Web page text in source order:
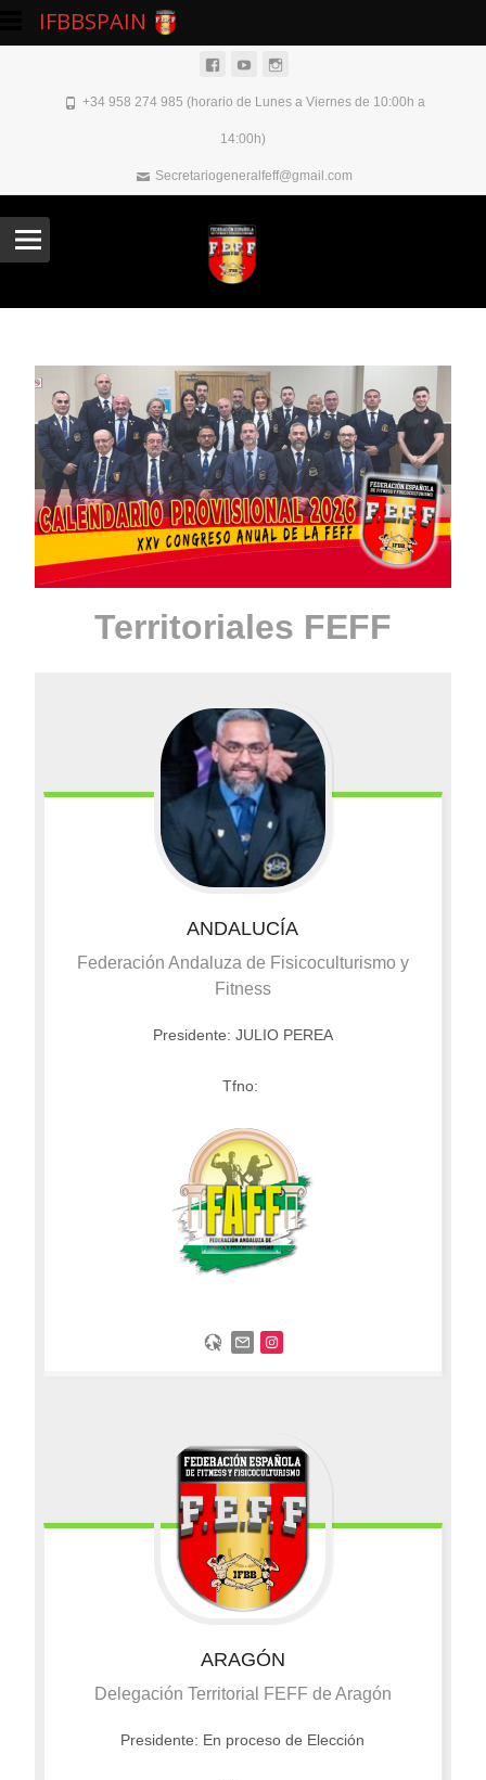
+34 958 274 985 (horario de Lunes a Viernes de 10:00h a
14:00h)
Secretariogeneralfeff@gmail.com
Territoriales FEFF
ANDALUCÍA
Federación Andaluza de Fisicoculturismo y
Fitness
Presidente: JULIO PEREA
Tfno:
ARAGÓN
Delegación Territorial FEFF de Aragón
Presidente: En proceso de Elección
IFBBSPAIN